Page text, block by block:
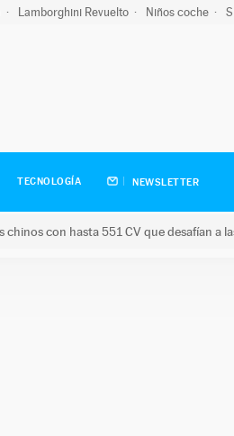
Lamborghini Revuelto Niños coche
TECNOLOGÍA NEWSLETTER
con hasta 551 CV que desafían a